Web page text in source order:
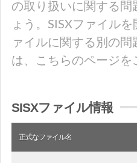
の取り扱いに関する問
ょう。SISXファイル
ァイルに関する別の
は、こちらのページを
SISXファイル情報
正式なファイル名